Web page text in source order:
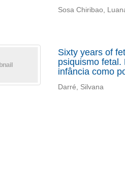
Sosa Chiribao,
Sixty years of
psiquismo fetal.
infância como
Darré, Silvana